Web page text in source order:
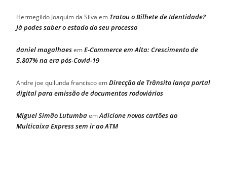
Hermegildo Joaquim da Silva em Tratou o Bilhete de Identidade?
Já podes saber o estado do seu processo
daniel magalhaesemE-Commerce em Alta: Crescimento de
5.807% na era pós-Covid-19
Andre joe quilunda franciscoemDirecção de Trânsito lança portal
digital para emissão de documentos rodoviários
Miguel Simão LutumbaemAdicione novos cartões ao
Multicaixa Express sem ir ao ATM